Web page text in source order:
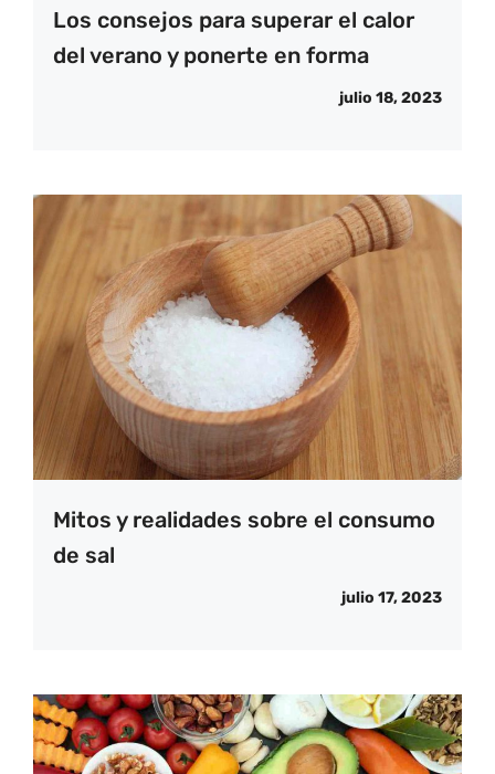
Los consejos para superar el calor
del verano y ponerte en forma
julio 18, 2023
Mitos y realidades sobre el consumo
de sal
julio 17, 2023